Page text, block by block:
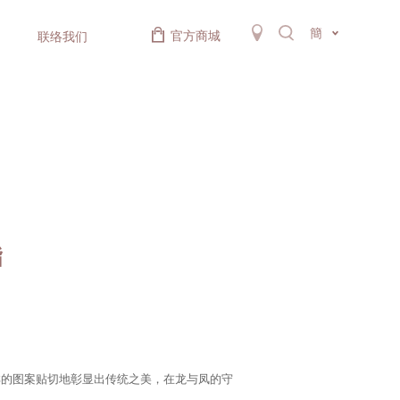
联络我们 官方商城 簡
图案贴切地彰显出传统之美，在龙与凤的守